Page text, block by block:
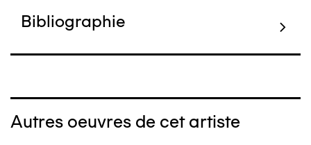
Bibliographie
Autres oeuvres de cet artiste